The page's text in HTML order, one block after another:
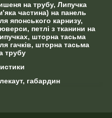
на трубу, Липучка
частина) на панель
японського карнизу,
петлі з тканини на
шторна тасьма
гачків, шторна тасьма
трубу
габардин